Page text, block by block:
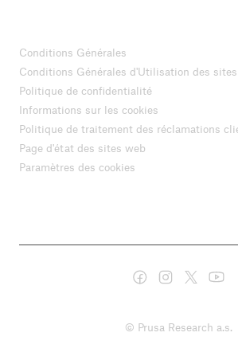
Conditions Générales
Conditions Générales d'Utilisation des
Politique de confidentialité
Informations sur les cookies
Politique de traitement des réclamations
Page d'état des sites web
Paramètres des cookies
© Prusa Research a.s.